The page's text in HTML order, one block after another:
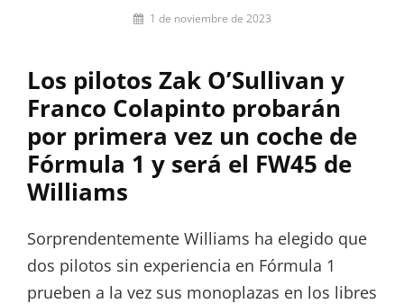
Por 1 de noviembre de 2023
Los pilotos Zak O’Sullivan y
Franco Colapinto probarán
por primera vez un coche de
Fórmula 1 y será el FW45 de
Williams
Sorprendentemente Williams ha elegido que
dos pilotos sin experiencia en Fórmula 1
prueben a la vez sus monoplazas en los libres